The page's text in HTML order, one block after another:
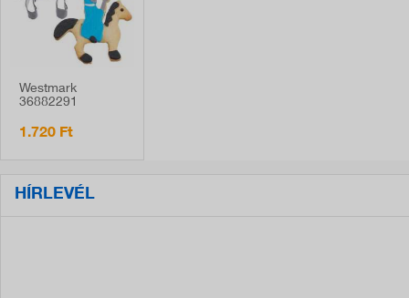
Westmark
36882291
lovag lovon
1.720 Ft
HÍRLEVÉL